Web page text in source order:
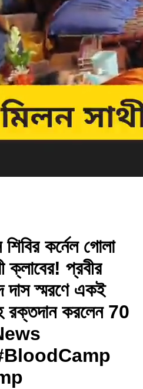
কর্নেল গোলা
ক্লাবের! প্রবীর
দাস স্মরণে একই
রক্তদান করলেন 70